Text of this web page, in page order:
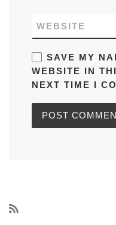
WEBSITE
SAVE MY
WEBSITE IN
NEXT TIME I